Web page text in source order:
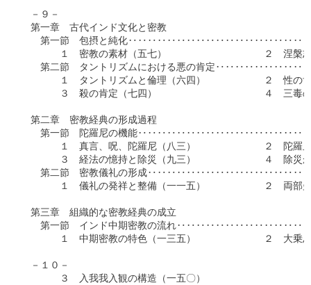
－９－
第一章　古代インド文化と密教
第一節　包摂と純化
１　密教の素材（五七）　　　　　　　　　　２　涅槃志
第二節　タントリズムにおける悪の肯定
１　タントリズムと倫理（六四）　　　　　　２　性の肯
３　殺の肯定（七四）　　　　　　　　　　　４　三毒の
第二章　密教経典の形成過程
第一節　陀羅尼の機能
１　真言、呪、陀羅尼（八三）　　　　　　　２　陀羅尼
３　経法の憶持と除災（九三）　　　　　　　４　除災か
第二節　密教儀礼の形成
１　儀礼の発祥と整備（一一五）　　　　　　２　両部曼
第三章　組織的な密教経典の成立
第一節　インド中期密教の流れ
１　中期密教の特色（一三五）　　　　　　　２　大乗思
－１０－
３　入我我入観の構造（一五〇）